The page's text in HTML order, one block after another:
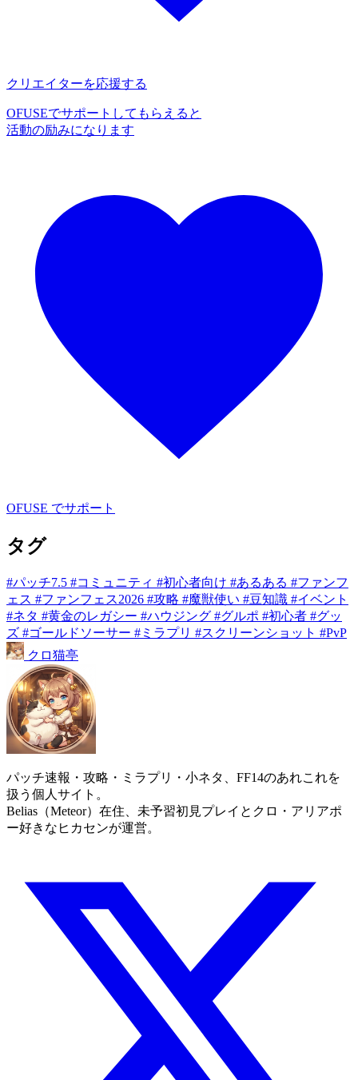
クリエイターを応援する
OFUSEでサポートしてもらえると
活動の励みになります
OFUSE でサポート
タグ
#パッチ7.5 #コミュニティ #初心者向け #あるある #ファンフ
ェス #ファンフェス2026 #攻略 #魔獣使い #豆知識 #イベント
#ネタ #黄金のレガシー #ハウジング #グルポ #初心者 #グッ
ズ #ゴールドソーサー #ミラプリ #スクリーンショット #PvP
クロ猫亭
パッチ速報・攻略・ミラプリ・小ネタ、FF14のあれこれを
扱う個人サイト。
Belias（Meteor）在住、未予習初見プレイとクロ・アリアポ
ー好きなヒカセンが運営。